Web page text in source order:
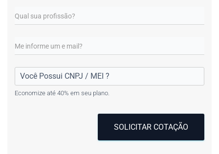
Economize até 40% em seu plano.
SOLICITAR COTAÇÃO